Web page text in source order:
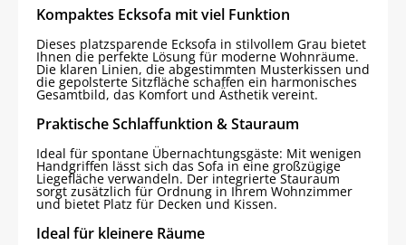
Kompaktes Ecksofa mit viel Funktion
Dieses platzsparende Ecksofa in stilvollem Grau bietet
Ihnen die perfekte Lösung für moderne Wohnräume.
Die klaren Linien, die abgestimmten Musterkissen und
die gepolsterte Sitzfläche schaffen ein harmonisches
Gesamtbild, das Komfort und Ästhetik vereint.
Praktische Schlaffunktion & Stauraum
Ideal für spontane Übernachtungsgäste: Mit wenigen
Handgriffen lässt sich das Sofa in eine großzügige
Liegefläche verwandeln. Der integrierte Stauraum
sorgt zusätzlich für Ordnung in Ihrem Wohnzimmer
und bietet Platz für Decken und Kissen.
Ideal für kleinere Räume